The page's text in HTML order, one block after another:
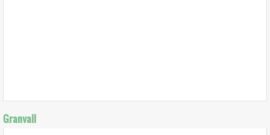
Granvall